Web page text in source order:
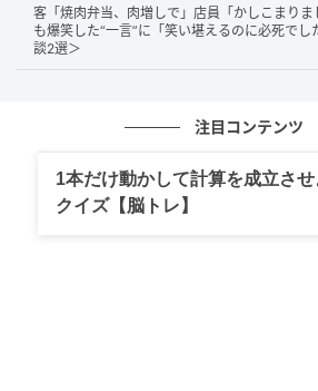
客「焼肉弁当、肉増しで」店員「かしこまり
も爆笑した“一言”に「笑い堪えるのに必死でし
談2選＞
注目コンテンツ
1本だけ動かして計算を成立さ
クイズ【脳トレ】